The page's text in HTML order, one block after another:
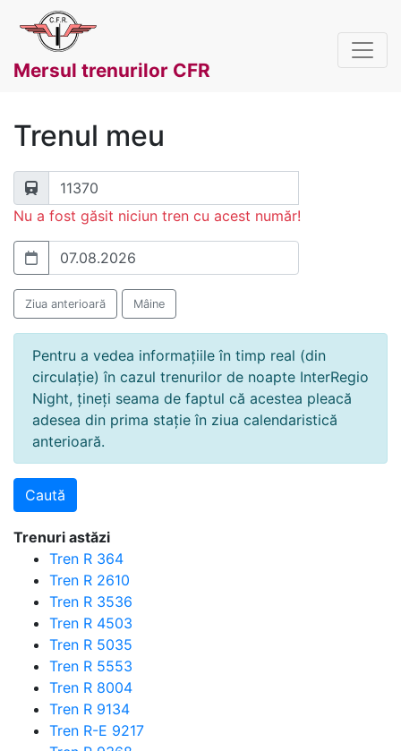
Mersul trenurilor CFR
Trenul meu
Nu a fost găsit niciun tren cu acest număr!
Ziua anterioară Mâine
Pentru a vedea informațiile în timp real (din
circulație) în cazul trenurilor de noapte InterRegio
Night, țineți seama de faptul că acestea pleacă
adesea din prima stație în ziua calendaristică
anterioară.
Trenuri astăzi
Tren R 364
Tren R 2610
Tren R 3536
Tren R 4503
Tren R 5035
Tren R 5553
Tren R 8004
Tren R 9134
Tren R-E 9217